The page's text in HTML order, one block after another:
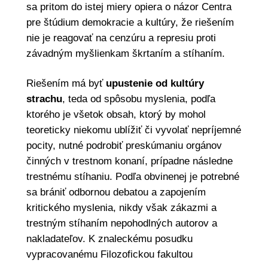
sa pritom do istej miery opiera o názor Centra
pre štúdium demokracie a kultúry, že riešením
nie je reagovať na cenzúru a represiu proti
závadným myšlienkam škrtaním a stíhaním.
Riešením má byť upustenie od kultúry
strachu, teda od spôsobu myslenia, podľa
ktorého je všetok obsah, ktorý by mohol
teoreticky niekomu ublížiť či vyvolať nepríjemné
pocity, nutné podrobiť preskúmaniu orgánov
činných v trestnom konaní, prípadne následne
trestnému stíhaniu. Podľa obvinenej je potrebné
sa brániť odbornou debatou a zapojením
kritického myslenia, nikdy však zákazmi a
trestným stíhaním nepohodlných autorov a
nakladateľov. K znaleckému posudku
vypracovanému Filozofickou fakultou